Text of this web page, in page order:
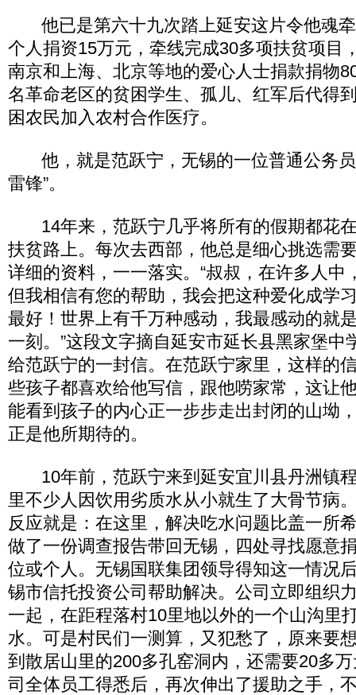
他已是第六十九次踏上延安这片令他魂牵
个人捐资15万元，牵线完成30多项扶贫项目
南京和上海、北京等地的爱心人士捐款捐物
名革命老区的贫困学生、孤儿、红军后代得
困农民加入农村合作医疗。
他，就是范跃宁，无锡的一位普通公务员
雷锋”。
14年来，范跃宁几乎将所有的假期都花
扶贫路上。每次去西部，他总是细心挑选需
详细的资料，一一落实。“叔叔，在许多人中
但我相信有您的帮助，我会把这种爱化成学
最好！世界上有千万种感动，我最感动的就
一刻。”这段文字摘自延安市延长县黑家堡中
给范跃宁的一封信。在范跃宁家里，这样的
些孩子都喜欢给他写信，跟他唠家常，这让
能看到孩子的内心正一步步走出封闭的山坳
正是他所期待的。
10年前，范跃宁来到延安宜川县丹洲镇
里不少人因饮用劣质水从小就生了大骨节病
反应就是：在这里，解决吃水问题比盖一所
做了一份调查报告带回无锡，四处寻找愿意
位或个人。无锡国联集团领导得知这一情况
锡市信托投资公司帮助解决。公司立即组织
一起，在距程落村10里地以外的一个山沟里
水。可是村民们一测算，又犯愁了，原来要
到散居山里的200多孔窑洞内，还需要20多
司全体员工得悉后，再次伸出了援助之手，